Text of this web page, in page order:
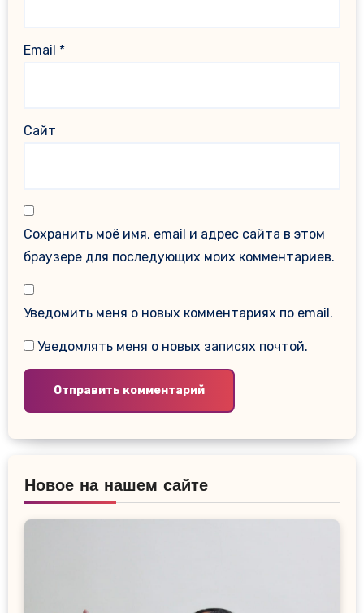
Email *
Сайт
Сохранить моё имя, email и адрес сайта в этом
браузере для последующих моих комментариев.
Уведомить меня о новых комментариях по email.
Уведомлять меня о новых записях почтой.
Новое на нашем сайте